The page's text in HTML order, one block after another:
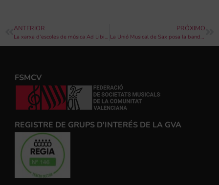
ANTERIOR
La xarxa d’escoles de música Ad Libitum integra la educació emocional musical a les aules
PRÓXIMO
La Unió Musical de Sax posa la banda sonora a les festes de Moros i Cristians
FSMCV
REGISTRE DE GRUPS D'INTERÉS DE LA GVA